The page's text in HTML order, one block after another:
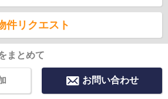
件リクエスト
まとめて
お問い合わせ